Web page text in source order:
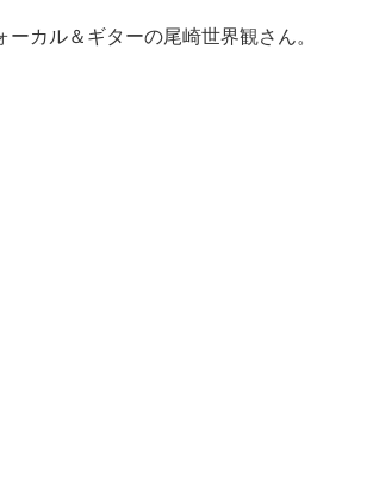
...
もっと見る
カル＆ギターの尾崎世界観さん。